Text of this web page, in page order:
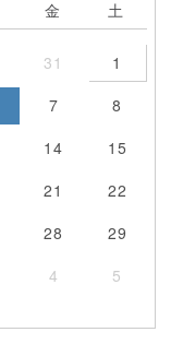
金 土
31
1
7
8
14
15
21
22
28
29
4 5